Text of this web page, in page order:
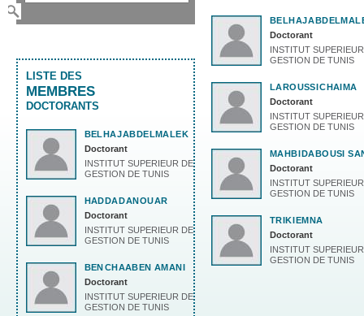
BELHAJ
Doctorant
INSTITUT
GESTION DE TUNIS
LAROUSSICHAIMA
Doctorant
INSTITUT
GESTION DE TUNIS
MAHBIDABOUSI
Doctorant
INSTITUT
GESTION DE TUNIS
TRIKIEMNA
Doctorant
INSTITUT
GESTION DE TUNIS
LISTE DES
MEMBRES
DOCTORANTS
BELHAJABDELMALEK
Doctorant
INSTITUT SUPERIEUR DE
GESTION DE TUNIS
HADDADANOUAR
Doctorant
INSTITUT SUPERIEUR DE
GESTION DE TUNIS
BENCHAABEN AMANI
Doctorant
INSTITUT SUPERIEUR DE
GESTION DE TUNIS